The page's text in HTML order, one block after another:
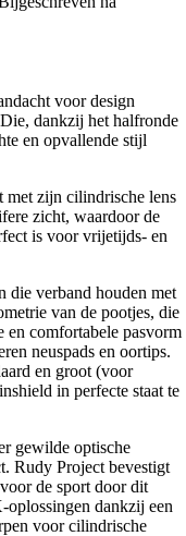
voor design
dankzij het halfronde
en opvallende stijl
met zijn cilindrische lens
zicht, waardoor de
is voor vrijetijds- en
die verband houden met
van de pootjes, die
en comfortabele pasvorm
neuspads en oortips.
en groot (voor
in perfecte staat te
gewilde optische
Rudy Project bevestigt
de sport door dit
dankzij een
voor cilindrische